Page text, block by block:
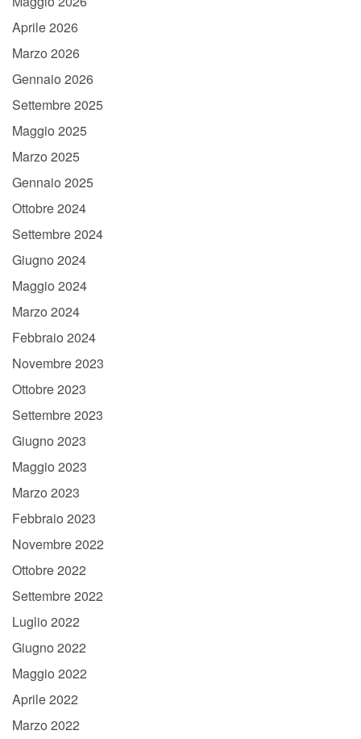
Aprile 2026
Marzo 2026
Gennaio 2026
Settembre 2025
Maggio 2025
Marzo 2025
Gennaio 2025
Ottobre 2024
Settembre 2024
Giugno 2024
Maggio 2024
Marzo 2024
Febbraio 2024
Novembre 2023
Ottobre 2023
Settembre 2023
Giugno 2023
Maggio 2023
Marzo 2023
Febbraio 2023
Novembre 2022
Ottobre 2022
Settembre 2022
Luglio 2022
Giugno 2022
Maggio 2022
Aprile 2022
Marzo 2022